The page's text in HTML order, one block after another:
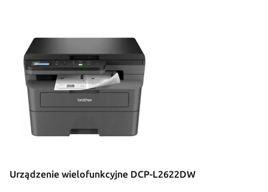
Urządzenie wielofunkcyjne DCP-L2622DW